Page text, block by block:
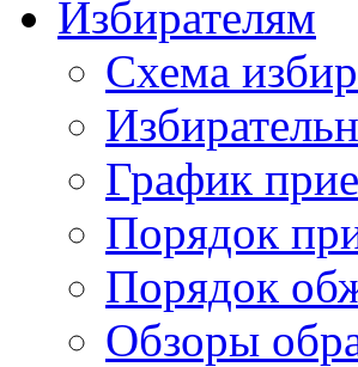
Избирателям
Схема
График
Порядок
Порядок
Обзоры